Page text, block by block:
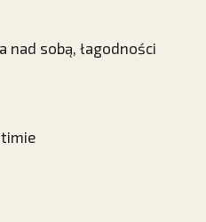
nad sobą, łagodności